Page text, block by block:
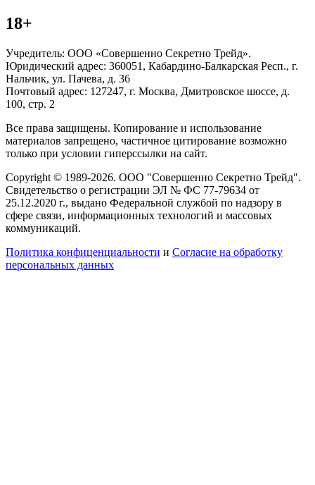
18+
Учредитель: ООО «Совершенно Секретно Трейд».
Юридический адрес: 360051, Кабардино-Балкарская Респ., г.
Нальчик, ул. Пачева, д. 36
Почтовый адрес: 127247, г. Москва, Дмитровское шоссе, д.
100, стр. 2
Все права защищены. Копирование и использование
материалов запрещено, частичное цитирование возможно
только при условии гиперссылки на сайт.
Copyright © 1989-2026. ООО "Совершенно Секретно Трейд".
Свидетельство о регистрации ЭЛ № ФС 77-79634 от
25.12.2020 г., выдано Федеральной службой по надзору в
сфере связи, информационных технологий и массовых
коммуникаций.
Политика конфиценциальности и Согласие на обработку
персональных данных